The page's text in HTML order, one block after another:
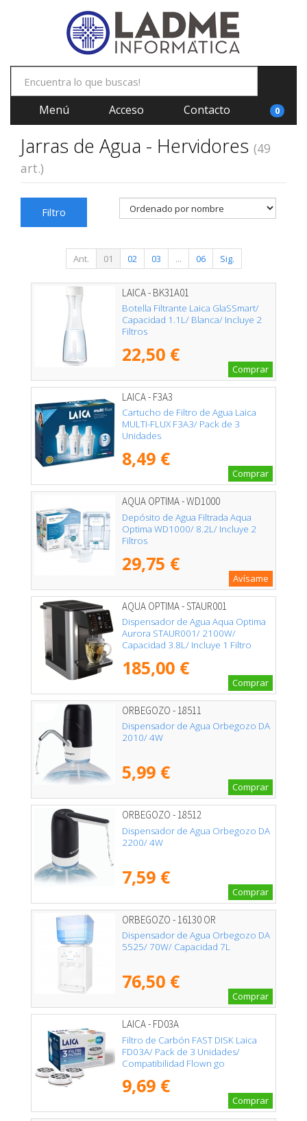
Menú Acceso Contacto 0
Jarras de Agua - Hervidores (49
art.)
Filtro
Ant. 01 02 03 ... 06 Sig.
LAICA - BK31A01
Botella Filtrante Laica GlaSSmart/
Capacidad 1.1L/ Blanca/ Incluye 2
Filtros
22,50 €
Comprar
LAICA - F3A3
Cartucho de Filtro de Agua Laica
MULTI-FLUX F3A3/ Pack de 3
Unidades
8,49 €
Comprar
AQUA OPTIMA - WD1000
Depósito de Agua Filtrada Aqua
Optima WD1000/ 8.2L/ Incluye 2
Filtros
29,75 €
Avísame
AQUA OPTIMA - STAUR001
Dispensador de Agua Aqua Optima
Aurora STAUR001/ 2100W/
Capacidad 3.8L/ Incluye 1 Filtro
185,00 €
Comprar
ORBEGOZO - 18511
Dispensador de Agua Orbegozo DA
2010/ 4W
5,99 €
Comprar
ORBEGOZO - 18512
Dispensador de Agua Orbegozo DA
2200/ 4W
7,59 €
Comprar
ORBEGOZO - 16130 OR
Dispensador de Agua Orbegozo DA
5525/ 70W/ Capacidad 7L
76,50 €
Comprar
LAICA - FD03A
Filtro de Carbón FAST DISK Laica
FD03A/ Pack de 3 Unidades/
Compatibilidad Flown go
9,69 €
Comprar